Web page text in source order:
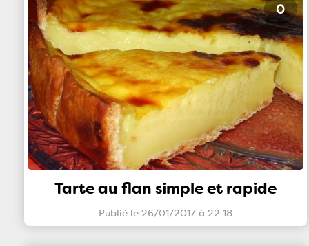
Tarte au flan simple et rapide
Publié le 26/01/2017 à 22:18
0